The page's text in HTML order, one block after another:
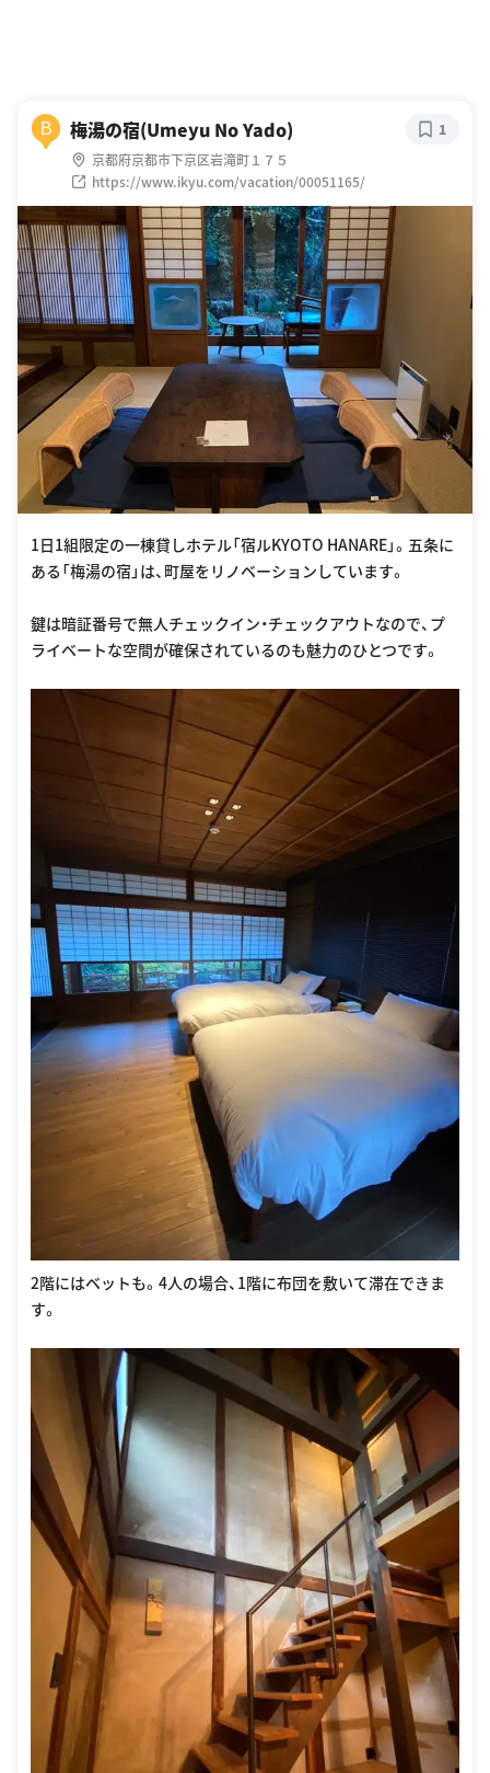
B 梅湯の宿(Umeyu No Yado)
京都府京都市下京区岩滝町１７５
https://www.ikyu.com/vacation/00051165/
1
1日1組限定の一棟貸しホテル「宿ルKYOTO HANARE」。五条に
ある「梅湯の宿」は、町屋をリノベーションしています。
鍵は暗証番号で無人チェックイン・チェックアウトなので、プ
ライベートな空間が確保されているのも魅力のひとつです。
2階にはベットも。4人の場合、1階に布団を敷いて滞在できま
す。